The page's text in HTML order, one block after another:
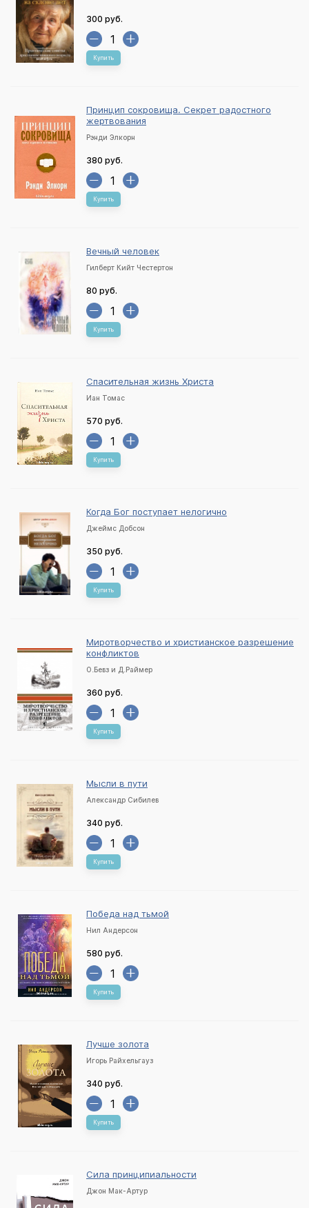
300 руб.
Купить
Принцип сокровища. Секрет радостного
жертвования
Рэнди Элкорн
380 руб.
Купить
Вечный человек
Гилберт Кийт Честертон
80 руб.
Купить
Спасительная жизнь Христа
Иан Томас
570 руб.
Купить
Когда Бог поступает нелогично
Джеймс Добсон
350 руб.
Купить
Миротворчество и христианское разрешение
конфликтов
О.Бевз и Д.Раймер
360 руб.
Купить
Мысли в пути
Александр Сибилев
340 руб.
Купить
Победа над тьмой
Нил Андерсон
580 руб.
Купить
Лучше золота
Игорь Райхельгауз
340 руб.
Купить
Сила принципиальности
Джон Мак-Артур